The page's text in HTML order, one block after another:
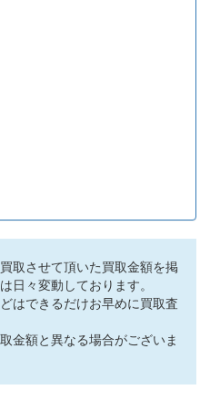
取させて頂いた買取金額を掲
日々変動しております。
はできるだけお早めに買取査
金額と異なる場合がございま